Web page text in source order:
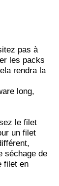
pas à
les packs
rendra la
long,
le filet
un filet
séchage de
filet en